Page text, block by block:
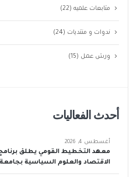
متابعات علميه(22)
ندوات و منتديات (24)
ورش عمل (15)
أحدث الفعاليات
معهد التخطيط القومي يطلق
الاقتصاد والعلوم السياسية بجامعة
أغسطس 4, 2026